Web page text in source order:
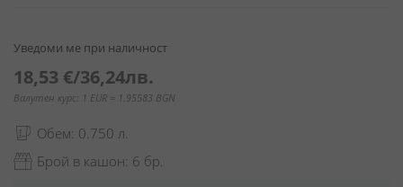
Уведоми ме при наличност
18,53 €/36,24лв.
Валутен курс: 1 EUR = 1.95583 BGN
Обем: 0.750 л.
Брой в кашон: 6 бр.